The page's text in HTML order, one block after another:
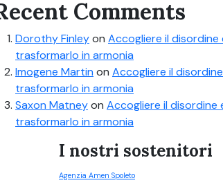
Comments
Dorothy Finleyon Accogliere il disordine
trasformarlo in armonia
Imogene Martin on Accogliere il
trasformarlo in armonia
Saxon Matneyon Accogliere il disordine
trasformarlo in armonia
I nostri sostenitori
Agenzia Amen Spoleto